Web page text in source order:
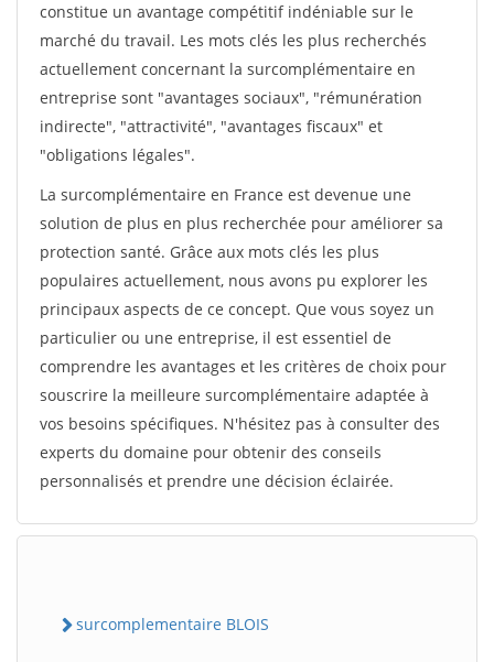
constitue un avantage compétitif indéniable sur le
marché du travail. Les mots clés les plus recherchés
actuellement concernant la surcomplémentaire en
entreprise sont "avantages sociaux", "rémunération
indirecte", "attractivité", "avantages fiscaux" et
"obligations légales".
La surcomplémentaire en France est devenue une
solution de plus en plus recherchée pour améliorer sa
protection santé. Grâce aux mots clés les plus
populaires actuellement, nous avons pu explorer les
principaux aspects de ce concept. Que vous soyez un
particulier ou une entreprise, il est essentiel de
comprendre les avantages et les critères de choix pour
souscrire la meilleure surcomplémentaire adaptée à
vos besoins spécifiques. N'hésitez pas à consulter des
experts du domaine pour obtenir des conseils
personnalisés et prendre une décision éclairée.
surcomplementaire BLOIS